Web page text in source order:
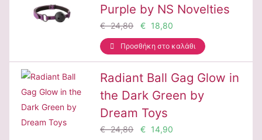
Purple by NS Novelties
€ 24,80 € 18,80
Προσθήκη στο καλάθι
Radiant Ball Gag Glow in
the Dark Green by
Dream Toys
€ 24,80 € 14,90